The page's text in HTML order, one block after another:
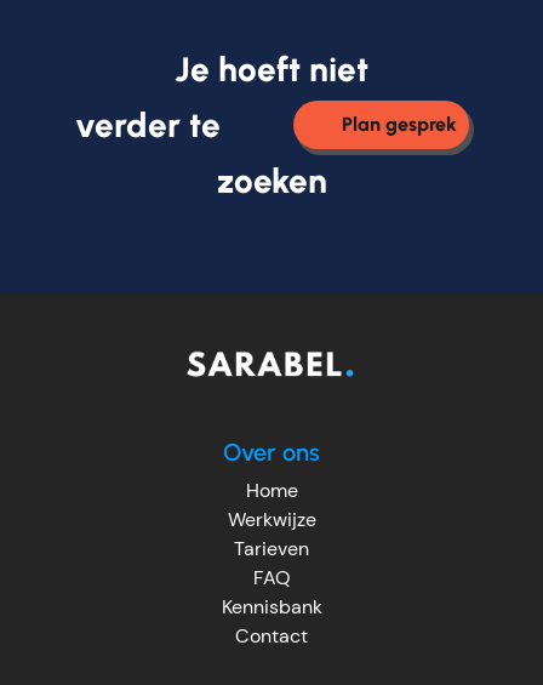
Je hoeft niet
verder te
Plan gesprek
zoeken
Over ons
Home
Werkwijze
Tarieven
FAQ
Kennisbank
Contact